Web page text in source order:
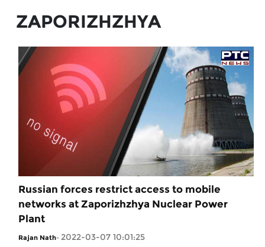
ZAPORIZHZHYA
Russian forces restrict access to mobile
networks at Zaporizhzhya Nuclear Power
Plant
Rajan Nath- 2022-03-07 10:01:25